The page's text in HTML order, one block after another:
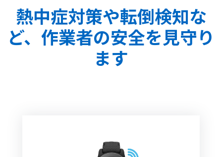
熱中症対策や転倒検知な
ど、作業者の安全を見守り
ます